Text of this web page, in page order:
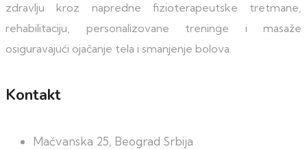
zdravlju kroz napredne fizioterapeutske tretmane,
rehabilitaciju, personalizovane treninge i masaže
osiguravajući ojačanje tela i smanjenje bolova.
Kontakt
Mačvanska 25, Beograd Srbija